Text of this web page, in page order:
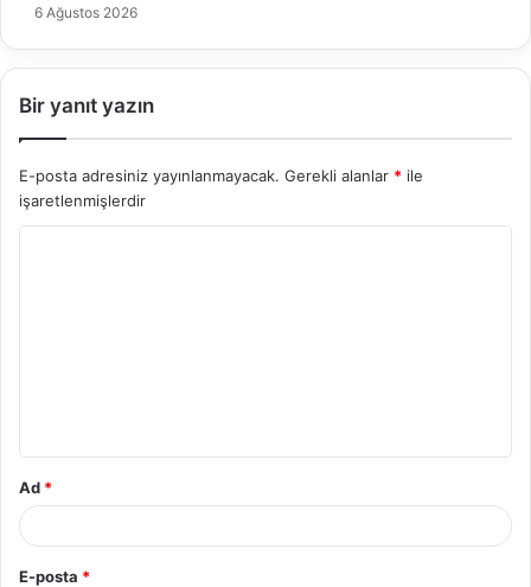
6 Ağustos 2026
Bir yanıt yazın
E-posta adresiniz yayınlanmayacak. Gerekli alanlar * ile
işaretlenmişlerdir
Ad *
E-posta *